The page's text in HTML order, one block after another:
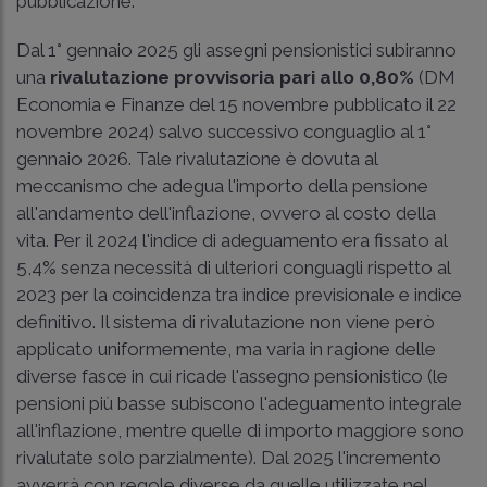
Dal 1° gennaio 2025 gli assegni pensionistici subiranno
una rivalutazione provvisoria pari allo 0,80% (DM
Economia e Finanze del 15 novembre pubblicato il 22
novembre 2024) salvo successivo conguaglio al 1°
gennaio 2026. Tale rivalutazione è dovuta al
meccanismo che adegua l'importo della pensione
all'andamento dell'inflazione, ovvero al costo della
vita. Per il 2024 l'indice di adeguamento era fissato al
5,4% senza necessità di ulteriori conguagli rispetto al
2023 per la coincidenza tra indice previsionale e indice
definitivo. Il sistema di rivalutazione non viene però
applicato uniformemente, ma varia in ragione delle
diverse fasce in cui ricade l'assegno pensionistico (le
pensioni più basse subiscono l'adeguamento integrale
all'inflazione, mentre quelle di importo maggiore sono
rivalutate solo parzialmente). Dal 2025 l'incremento